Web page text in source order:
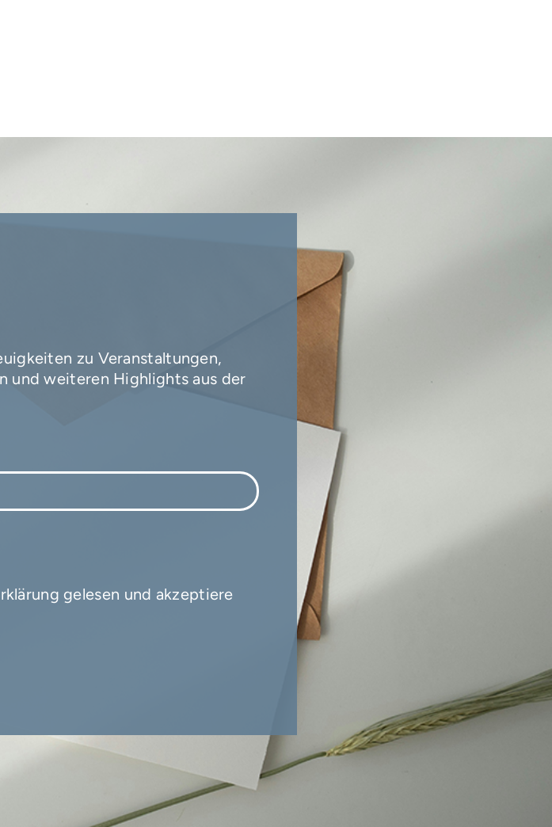
zu Veranstaltungen,
und weiteren Highlights aus der
gelesen und akzeptiere